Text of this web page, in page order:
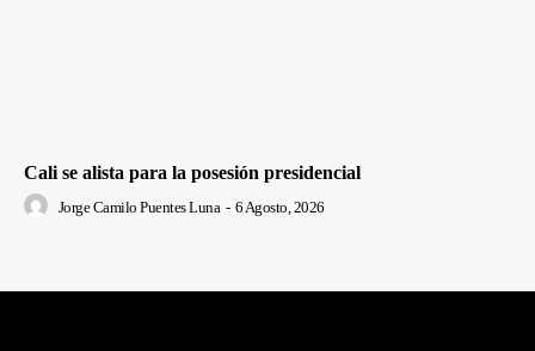
Cali se alista para la posesión presidencial
Jorge Camilo Puentes Luna - 6 Agosto, 2026